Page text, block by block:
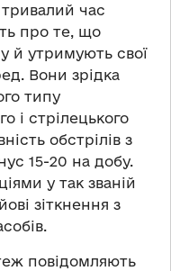
час
про те, що
й утримують свої
Вони зрідка
типу
і стрілецького
обстрілів з
15-20 на добу.
у так званій
зіткнення з
повідомляють